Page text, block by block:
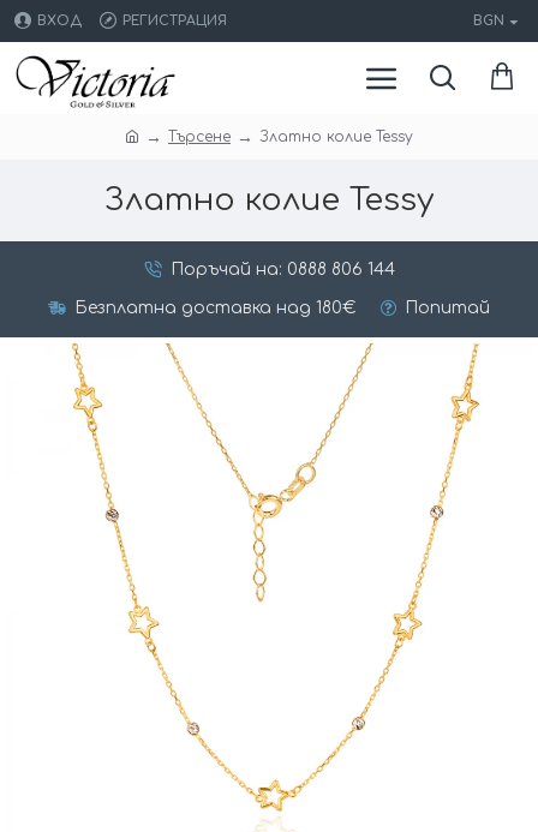
ВХОД РЕГИСТРАЦИЯ BGN
Търсене Златно колие Tessy
Златно колие Tessy
Поръчай на: 0888 806 144
Безплатна доставка над 180€ Попитай